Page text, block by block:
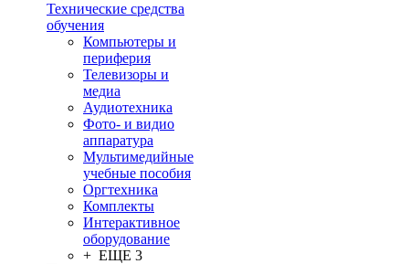
Технические средства
обучения
Компьютеры и
периферия
Телевизоры и
медиа
Аудиотехника
Фото- и видио
аппаратура
Мультимедийные
учебные пособия
Оргтехника
Комплекты
Интерактивное
оборудование
+ ЕЩЕ 3